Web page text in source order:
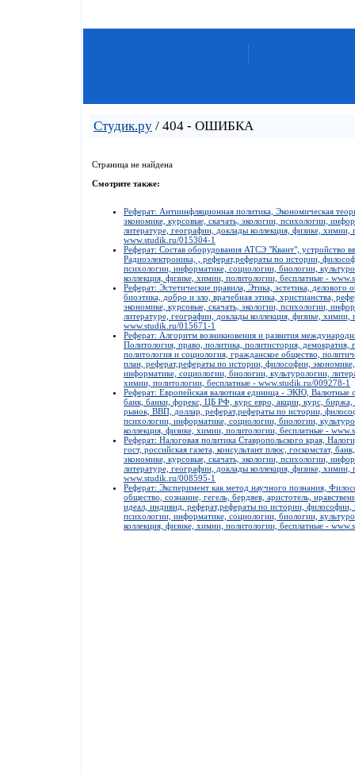
Студик.ру / 404 - ОШИБКА
Страница не найдена
Смотрите также:
Реферат: Антиинфляционная политика, Экономическая
экономике, курсовые, скачать, экологии, психологии,
литературе, географии, доклады коллекция, физике, химии,
www.studik.ru/015304-1
Реферат: Состав оборудования АТСЭ "Квант", устройство
Радиоэлектроника, , реферат,рефераты по истории,
психологии, информатике, социологии, биологии,
коллекция, физике, химии, политологии, бесплатные -
Реферат: Эстетические правила, Этика, эстетика, делового
биоэтика, добро и зло, врачебная этика, христианства,
экономике, курсовые, скачать, экологии, психологии,
литературе, географии, доклады коллекция, физике, химии,
www.studik.ru/015671-1
Реферат: Алгоритм возникновения и развития
Политология, право, политика, политистория,
политология и социология, гражданское общество,
план, реферат,рефераты по истории, философии,
информатике, социологии, биологии, культурологии,
химии, политологии, бесплатные - www.studik.ru/009278-1
Реферат: Европейская валютная единица - ЭКЮ, Валютные
банк, банки, форекс, ЦБ РФ, курс евро, акции, курс, биржа,
рынок, ВВП, доллар, реферат,рефераты по истории,
психологии, информатике, социологии, биологии,
коллекция, физике, химии, политологии, бесплатные -
Реферат: Налоговая политика Ставропольского края,
гост, российская газета, консультант плюс, госкомстат,
экономике, курсовые, скачать, экологии, психологии,
литературе, географии, доклады коллекция, физике, химии,
www.studik.ru/008595-1
Реферат: Эксперимент как метод научного познания,
общество, сознание, гегель, бердяев, аристотель,
идеал, индивид, реферат,рефераты по истории, философии,
психологии, информатике, социологии, биологии,
коллекция, физике, химии, политологии, бесплатные -